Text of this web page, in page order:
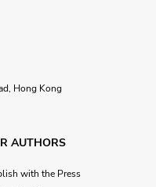
Hong Kong
AUTHORS
with the Press